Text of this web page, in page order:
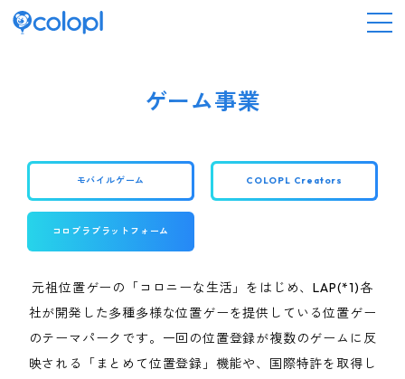
事業情報
IR情報
採用情報
サステナビリティ
ゲーム事業
モバイルゲーム COLOPL Creators
コロプラプラットフォーム
元祖位置ゲーの「コロニーな生活」をはじめ、LAP(*1)各
社が開発した多種多様な位置ゲーを提供している位置ゲー
のテーマパークです。 一回の位置登録が複数のゲームに反
映される「まとめて位置登録」機能や、 国際特許を取得し